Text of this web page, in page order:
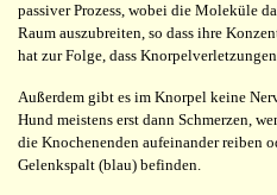
passiver Prozess, wobei die Moleküle
Raum auszubreiten, so dass ihre
hat zur Folge, dass
Außerdem gibt es im Knorpel keine
Hund meistens erst dann Schmerzen,
die Knochenenden aufeinander reiben
Gelenkspalt (blau) befinden.